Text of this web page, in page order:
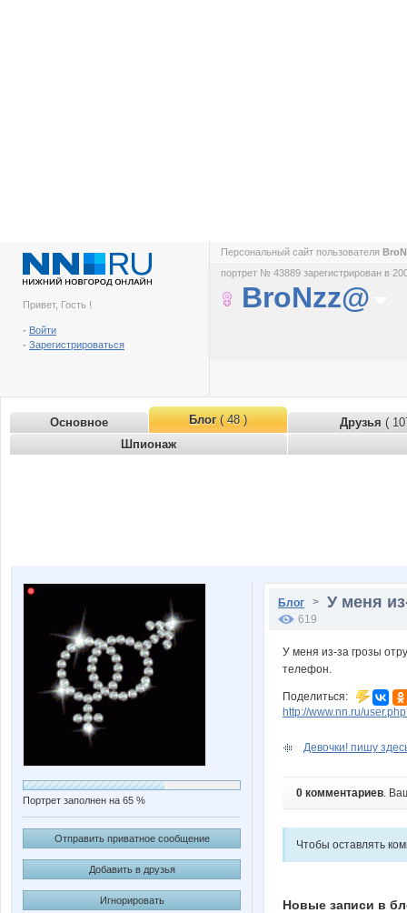
Привет, Гость !
- Войти
- Зарегистрироваться
Персональный сайт пользователя
портрет № 43889 зарегистрирован в
BroNzz@
Основное Блог( 48 ) Друзья (
Шпионаж
Портрет заполнен на 65 %
Отправить приватное сообщение
Добавить в друзья
Игнорировать
Блог > У меня
619
У меня из-за грозы
телефон.
Поделиться:
http://www.nn.ru/
Девочки! пишу
0 комментариев.
Чтобы оставлять
Новые записи в